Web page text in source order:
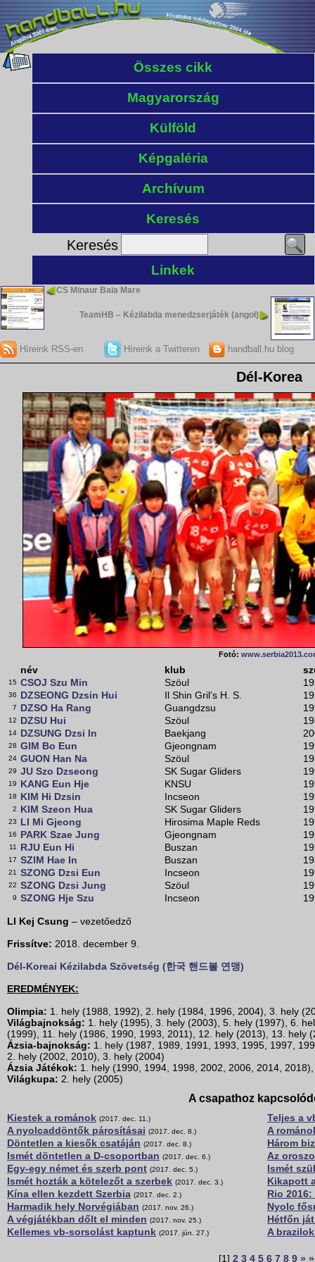
Összes cikk
Magyarország
Külföld
Képgaléria
Archívum
Keresés
Keresés
Linkek
CS Minaur Baia Mare
TeamHB – Kézilabda menedzserjáték (angol)
Híreink RSS-en Híreink a Twitteren handball.hu blog
Dél-Korea
Fotó:
név klub
15 CSOJ Szu Min Szöul
36 DZSEONG Dzsin Hui Il Shin Gril’s H. S.
7 DZSO Ha Rang Guangdzsu
12 DZSU Hui Szöul
14 DZSUNG Dzsi In Baekjang
28 GIM Bo Eun Gjeongnam
24 GUON Han Na Szöul
29 JU Szo Dzseong SK Sugar Gliders
19 KANG Eun Hje KNSU
18 KIM Hi Dzsin Incseon
2 KIM Szeon Hua SK Sugar Gliders
23 LI Mi Gjeong Hirosima Maple Reds
16 PARK Szae Jung Gjeongnam
11 RJU Eun Hi Buszan
17 SZIM Hae In Buszan
21 SZONG Dzsi Eun Incseon
22 SZONG Dzsi Jung Szöul
9 SZONG Hje Szu Incseon
LI Kej Csung – vezetőedző
Frissítve: 2018. december 9.
Dél-Koreai Kézilabda Szövetség (한국 핸드볼 연맹)
EREDMÉNYEK:
Olimpia: 1. hely (1988, 1992), 2. hely (1984, 1996, 2004), 3. hely
Világbajnokság: 1. hely (1995), 3. hely (2003), 5. hely (1997), 6.
(1999), 11. hely (1986, 1990, 1993, 2011), 12. hely (2013), 13. hely
Ázsia-bajnokság: 1. hely (1987, 1989, 1991, 1993, 1995, 1997,
2. hely (2002, 2010), 3. hely (2004)
Ázsia Játékok: 1. hely (1990, 1994, 1998, 2002, 2006, 2014,
Világkupa: 2. hely (2005)
A csapathoz
Kiestek a románok (2017. dec. 11.)
A nyolcaddöntők párosításai (2017. dec. 8.)
Döntetlen a kiesők csatáján (2017. dec. 8.)
Ismét döntetlen a D-csoportban (2017. dec. 6.)
Egy-egy német és szerb pont (2017. dec. 5.)
Ismét hozták a kötelezőt a szerbek (2017. dec. 3.)
Kína ellen kezdett Szerbia (2017. dec. 2.)
Harmadik hely Norvégiában (2017. nov. 26.)
A végjátékban dőlt el minden (2017. nov. 25.)
Kellemes vb-sorsolást kaptunk (2017. jún. 27.)
Teljes a
A
Három
Az
Ismét
Kikapott
Rio
Nyolc
Hétfőn
A
[1] 2 3 4 5 6 7 8 9 »